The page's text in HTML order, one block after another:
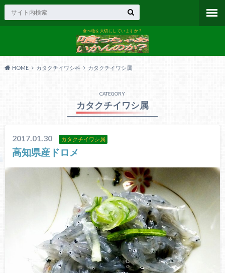
食べ物を大切にしていますか？
HOME カタクチイワシ科 カタクチイワシ属
CATEGORY
カタクチイワシ属
2017.01.30 カタクチイワシ属
高知県産ドロメ